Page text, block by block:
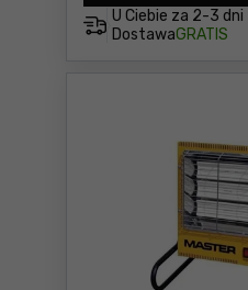
U Ciebie za 2-3 dni
DostawaGRATIS